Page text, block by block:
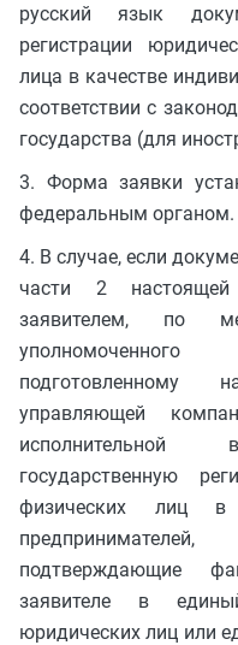
русский язык
регистрации
лица в качестве
соответствии с
государства (для
3. Форма заявки
федеральным органом.
4. В случае, если
части 2 настоящей
заявителем, по
подготовленному
управляющей
исполнительной
государственную
физических лиц в
предпринимателей,
подтверждающие
заявителе в
юридических лиц или